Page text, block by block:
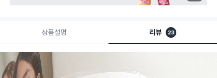
상품설명 리뷰 23